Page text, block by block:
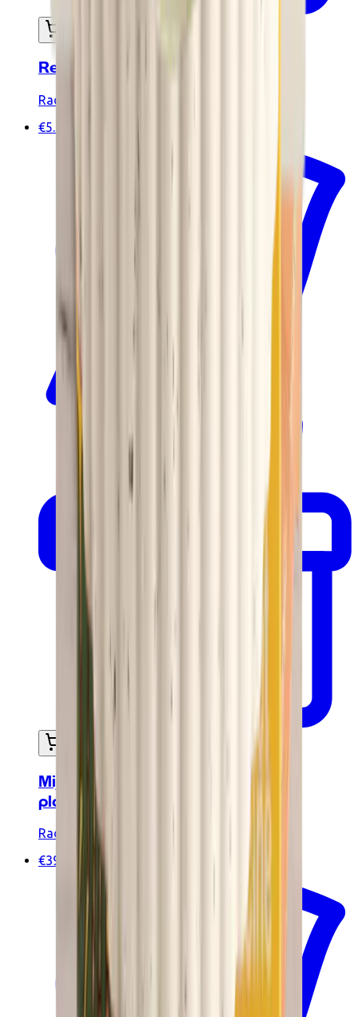
Reuzenboon - Bijzondere planten
Radis et Capucine
€5.45
Mijn netelige plant - Buitengewone
planten
Radis et Capucine
€39.90